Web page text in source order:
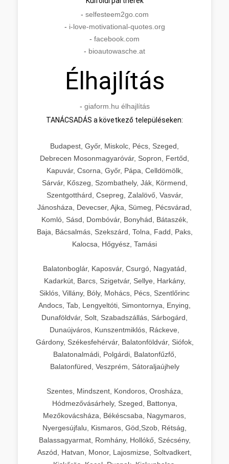
- selfesteem2go.com
- i-love-motivational-quotes.org
- facebook.com
- bioautowasche.at
Élhajlítás
- giaform.hu élhajlítás
TANÁCSADÁS a következő településeken:
Budapest, Győr, Miskolc, Pécs, Szeged,
Debrecen Mosonmagyaróvár, Sopron, Fertőd,
Kapuvár, Csorna, Győr, Pápa, Celldömölk,
Sárvár, Kőszeg, Szombathely, Ják, Körmend,
Szentgotthárd, Csepreg, Zalalövő, Vasvár,
Jánosháza, Devecser, Ajka, Sümeg, Pécsvárad,
Komló, Sásd, Dombóvár, Bonyhád, Bátaszék,
Baja, Bácsalmás, Szekszárd, Tolna, Fadd, Paks,
Kalocsa, Hőgyész, Tamási
Balatonboglár, Kaposvár, Csurgó, Nagyatád,
Kadarkút, Barcs, Szigetvár, Sellye, Harkány,
Siklós, Villány, Bóly, Mohács, Pécs, Szentlőrinc
Andocs, Tab, Lengyeltóti, Simontornya, Enying,
Dunaföldvár, Solt, Szabadszállás, Sárbogárd,
Dunaújváros, Kunszentmiklós, Ráckeve,
Gárdony, Székesfehérvár, Balatonföldvár, Siófok,
Balatonalmádi, Polgárdi, Balatonfűzfő,
Balatonfüred, Veszprém, Sátoraljaújhely
Szentes, Mindszent, Kondoros, Orosháza,
Hódmezővásárhely, Szeged, Battonya,
Mezőkovácsháza, Békéscsaba, Nagymaros,
Nyergesújfalu, Kismaros, Göd,Szob, Rétság,
Balassagyarmat, Romhány, Hollókő, Szécsény,
Aszód, Hatvan, Monor, Lajosmizse, Soltvadkert,